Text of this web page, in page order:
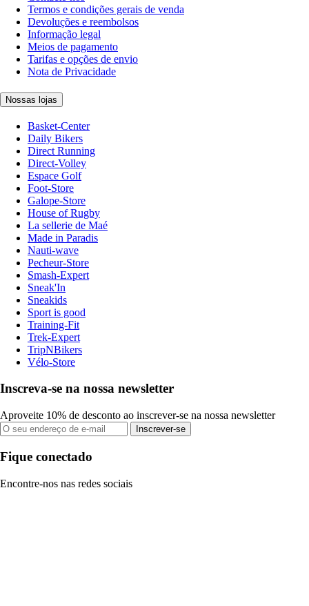
Termos e condições gerais de venda
Devoluções e reembolsos
Informação legal
Meios de pagamento
Tarifas e opções de envio
Nota de Privacidade
Nossas lojas
Basket-Center
Daily Bikers
Direct Running
Direct-Volley
Espace Golf
Foot-Store
Galope-Store
House of Rugby
La sellerie de Maé
Made in Paradis
Nauti-wave
Pecheur-Store
Smash-Expert
Sneak'In
Sneakids
Sport is good
Training-Fit
Trek-Expert
TripNBikers
Vélo-Store
Inscreva-se na nossa newsletter
Aproveite 10% de desconto ao inscrever-se na nossa newsletter
Inscrever-se
Fique conectado
Encontre-nos nas redes sociais